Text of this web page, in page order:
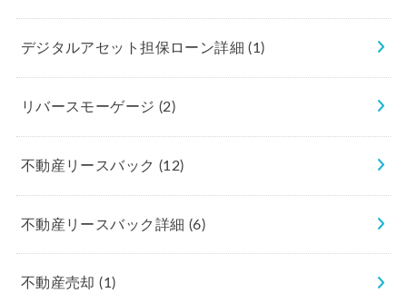
デジタルアセット担保ローン詳細(1)
リバースモーゲージ (2)
不動産リースバック (12)
不動産リースバック詳細 (6)
不動産売却(1)